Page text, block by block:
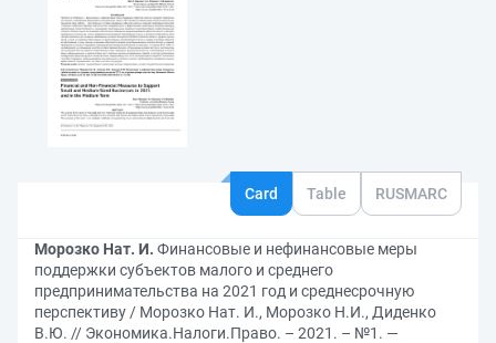
Card Table RUSMARC
Морозко Нат. И. Финансовые и нефинансовые меры
поддержки субъектов малого и среднего
предпринимательства на 2021 год и среднесрочную
перспективу / Морозко Нат. И., Морозко Н.И., Диденко
В.Ю. // Экономика.Налоги.Право. – 2021. – №1. —